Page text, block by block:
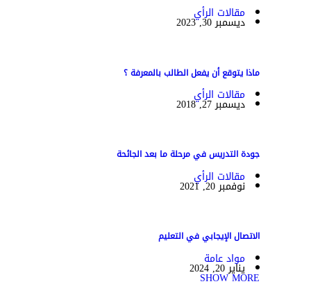
مقالات الرأي
ديسمبر 30, 2023
ماذا يتوقع أن يفعل الطالب بالمعرفة ؟
مقالات الرأي
ديسمبر 27, 2018
جودة التدريس في مرحلة ما بعد الجائحة
مقالات الرأي
نوفمبر 20, 2021
الاتصال الإيجابي في التعليم
مواد عامة
يناير 20, 2024
SHOW MORE